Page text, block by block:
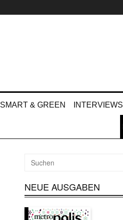
SMART & GREEN INTERVIEWS
NEUE AUSGABEN